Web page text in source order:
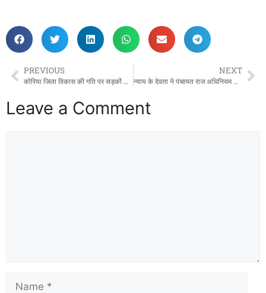
PREVIOUS
कोरिया जिला विकास की गति पर सड़कों की कायाकल्प से जिले का होगा चौमुखी विकास,,,,,,,,,,
NEXT
न्याय के देवता ने पंचायत राज अधिनियम के पालन कर्ता सरपंच पति को दी गालियां, पद से हटाने और जेल भेजने की भी धमकी!…
Leave a Comment